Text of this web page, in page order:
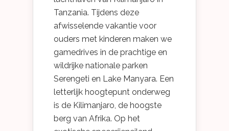
Tanzania. Tijdens deze
afwisselende vakantie voor
ouders met kinderen maken we
gamedrives in de prachtige en
wildrijke nationale parken
Serengeti en Lake Manyara. Een
letterlijk hoogtepunt onderweg
is de Kilimanjaro, de hoogste
berg van Afrika. Op het